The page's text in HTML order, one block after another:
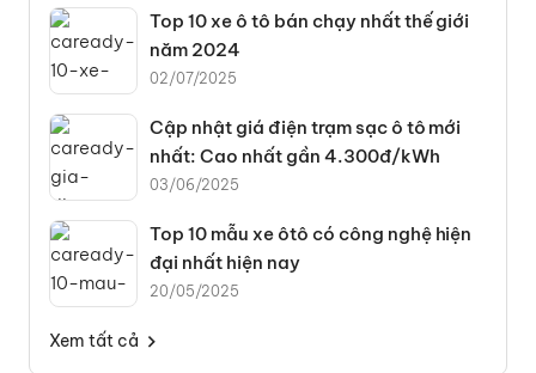
Top 10 xe ô tô bán chạy nhất thế giới
năm 2024
02/07/2025
Cập nhật giá điện trạm sạc ô tô mới
nhất: Cao nhất gần 4.300đ/kWh
03/06/2025
Top 10 mẫu xe ôtô có công nghệ hiện
đại nhất hiện nay
20/05/2025
Xem tất cả